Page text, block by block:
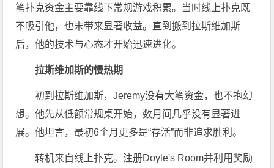
笔扑克资金主要靠线下常规游戏积累。当时线上扑克既
不吸引他，也未带来显著收益。直到搬到拉斯维加斯
后，他的技术与心态才开始迅速进化。
拉斯维加斯的慢热期
初到拉斯维加斯，Jeremy没有大笔资金，也不抱幻
想。他先从低额常规桌开始，数月间几乎没有显著进
展。他坦言，最初6个月更多是“存活”而非追求胜利。
转机来自线上扑克。注册Doyle's Room并利用奖励